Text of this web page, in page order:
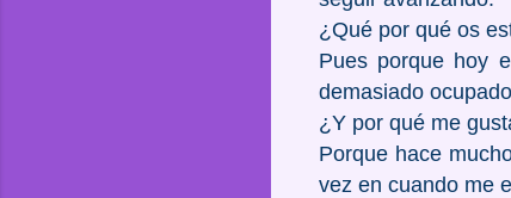
¿Qué por qué os
Pues porque hoy
demasiado
¿Y por qué me
Porque hace
vez en cuando me